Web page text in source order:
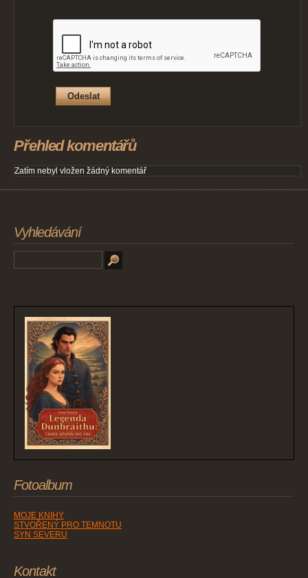
Přehled komentářů
Zatím nebyl vložen žádný komentář
Vyhledávání
Fotoalbum
MOJE KNIHY
STVOŘENÝ PRO TEMNOTU
SYN SEVERU
Kontakt